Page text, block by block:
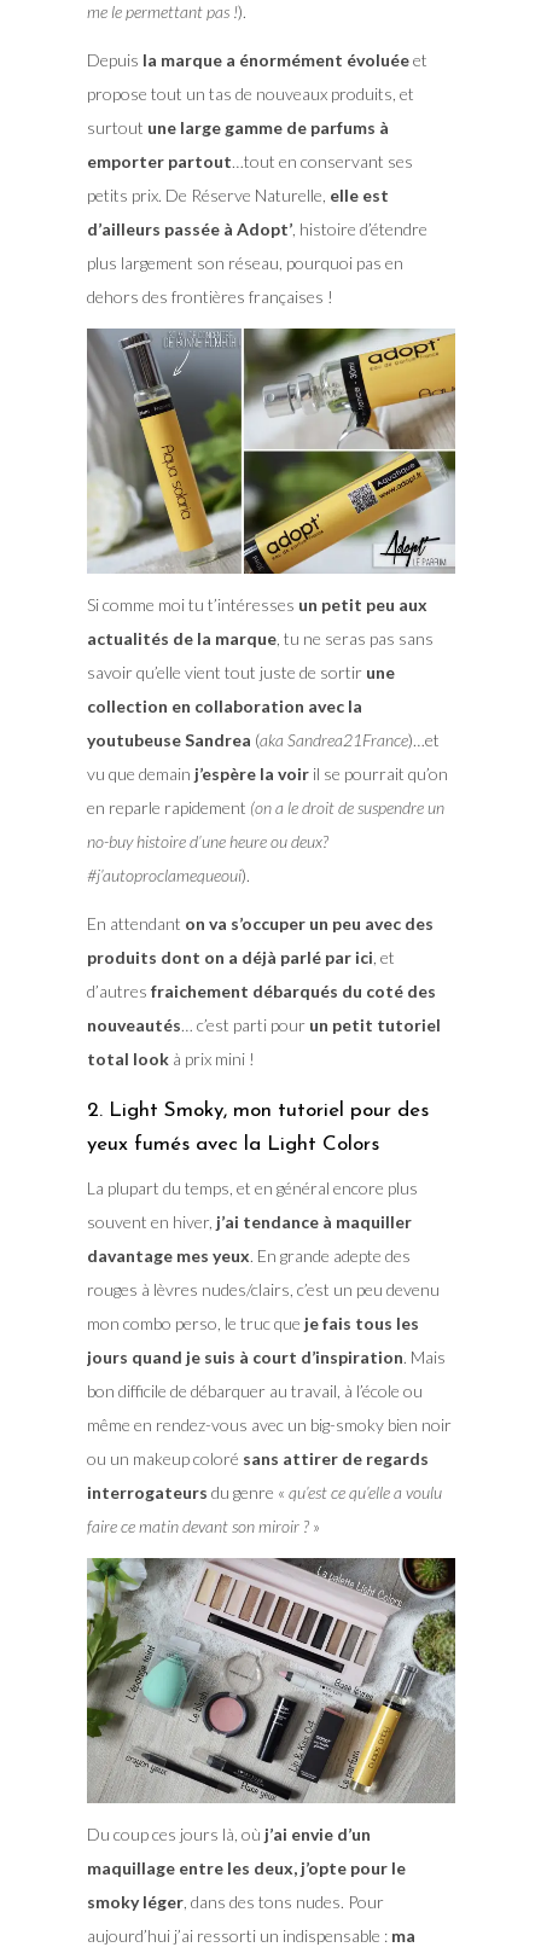
me le permettant pas !).
Depuis la marque a énormément évoluéeet
propose tout un tas de nouveaux produits, et
surtout une large gamme de parfums à
emporter partout…tout en conservant ses
petits prix. De Réserve Naturelle, elle est
d’ailleurs passée à Adopt’, histoire d’étendre
plus largement son réseau, pourquoi pas en
dehors des frontières françaises !
Si comme moi tu t’intéresses un petit peu aux
actualités de la marque, tu ne seras pas sans
savoir qu’elle vient tout juste de sortir une
collection en collaboration avec la
youtubeuse Sandrea (aka Sandrea21France)…et
vu que demain j’espère la voiril se pourrait qu’on
en reparle rapidement (on a le droit de suspendre un
no-buy histoire d’une heure ou deux?
#j’autoproclamequeoui).
En attendant on va s’occuper un peu avec des
produits dont on a déjà parlé par ici , et
d’autres fraichement débarqués du coté des
nouveautés… c’est parti pourun petit tutoriel
total lookà prix mini !
2. Light Smoky, mon tutoriel pour des
yeux fumés avec la Light Colors
La plupart du temps, et en général encore plus
souvent en hiver, j’ai tendance à maquiller
davantage mes yeux. En grande adepte des
rouges à lèvres nudes/clairs, c’est un peu devenu
mon combo perso, le truc que je fais tous les
jours quand je suis à court d’inspiration. Mais
bon difficile de débarquer au travail, à l’école ou
même en rendez-vous avec un big-smoky bien noir
ou un makeup coloré sans attirer de regards
interrogateurs du genre « qu’est ce qu’elle a voulu
faire ce matin devant son miroir ?»
Du coup ces jours là, où j’ai envie d’un
maquillage entre les deux, j’opte pour le
smoky léger, dans des tons nudes. Pour
aujourd’hui j’ai ressorti un indispensable : ma